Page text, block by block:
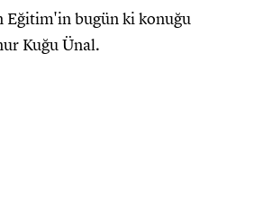
Eğitim'in bugün ki konuğu
Kuğu Ünal.